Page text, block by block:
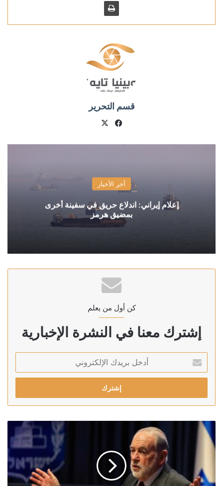
قسم التحرير
فيسبوك
آخر الأخبار
إعلام إيراني: اندلاع حريق في سفينة أخرى
بمضيق هرمز
كن أول من يعلم
إشترك معنا في النشرة الإخبارية
بريدك
الإلكتروني